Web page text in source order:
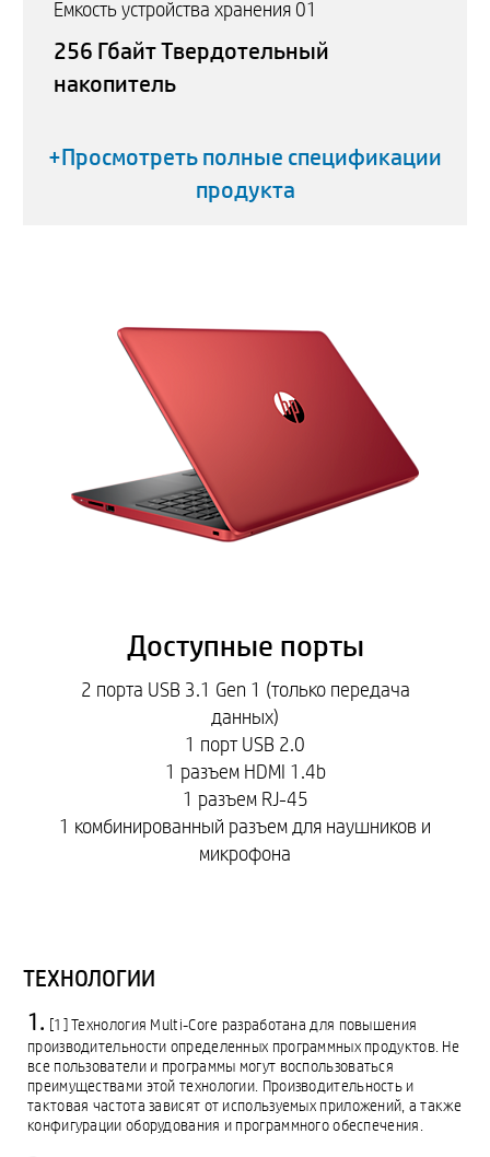
Емкость устройства хранения 01
256 Гбайт Твердотельный
накопитель
+Просмотреть полные спецификации
продукта
Доступные порты
2 порта USB 3.1 Gen 1 (только передача
данных)
1 порт USB 2.0
1 разъем HDMI 1.4b
1 разъем RJ-45
1 комбинированный разъем для наушников и
микрофона
ТЕХНОЛОГИИ
[1] Технология Multi-Core разработана для повышения
производительности определенных программных продуктов. Не
все пользователи и программы могут воспользоваться
преимуществами этой технологии. Производительность и
тактовая частота зависят от используемых приложений, а также
конфигурации оборудования и программного обеспечения.